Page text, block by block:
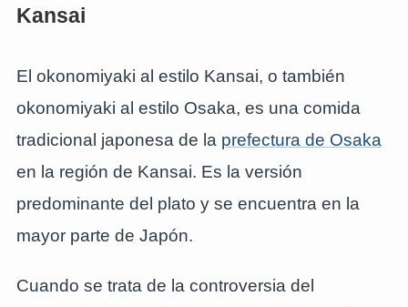
Kansai
El okonomiyaki al estilo Kansai, o también
okonomiyaki al estilo Osaka, es una comida
tradicional japonesa de la prefectura de Osaka
en la región de Kansai. Es la versión
predominante del plato y se encuentra en la
mayor parte de Japón.
Cuando se trata de la controversia del